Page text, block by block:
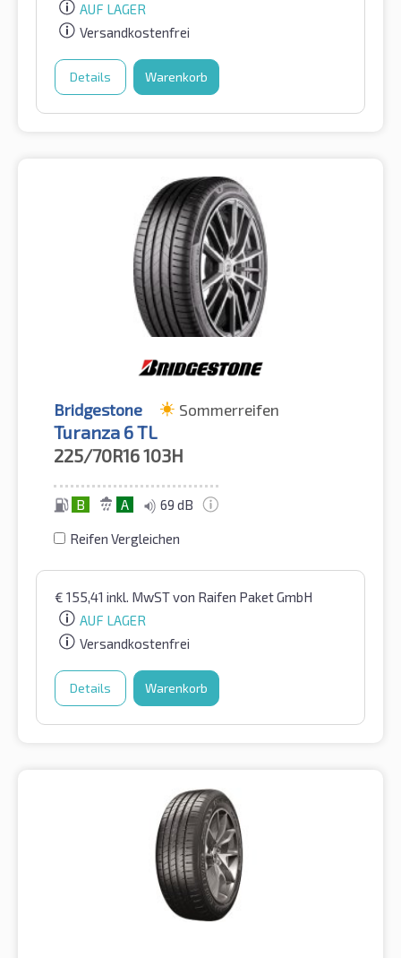
AUF LAGER
Versandkostenfrei
Details Warenkorb
Bridgestone Sommerreifen
Turanza 6 TL
225/70R16103H
B A 69 dB
Reifen Vergleichen
€ 155,41 inkl. MwSTvon Raifen Paket GmbH
AUF LAGER
Versandkostenfrei
Details Warenkorb